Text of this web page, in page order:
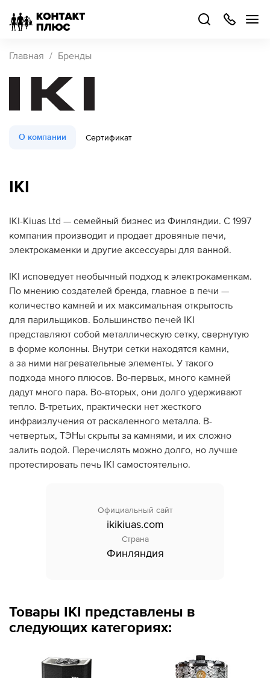
Главная Бренды
О компании Сертификат
IKI
IKI-Kiuas Ltd — семейный бизнес из Финляндии. С 1997
компания производит и продает дровяные печи,
электрокаменки и другие аксессуары для ванной.
IKI исповедует необычный подход к электрокаменкам.
По мнению создателей бренда, главное в печи —
количество камней и их максимальная открытость
для парильщиков. Большинство печей IKI
представляют собой металлическую сетку, свернутую
в форме колонны. Внутри сетки находятся камни,
а за ними нагревательные элементы. У такого
подхода много плюсов. Во-первых, много камней
дадут много пара. Во-вторых, они долго удерживают
тепло. В-третьих, практически нет жесткого
инфраизлучения от раскаленного металла. В-
четвертых, ТЭНы скрыты за камнями, и их сложно
залить водой. Перечислять можно долго, но лучше
протестировать печь IKI самостоятельно.
Официальный сайт
ikikiuas.com
Страна
Финляндия
Товары IKI представлены в
следующих категориях:
499
504-
48
Каталог
партнером
Войти
Войти
Дилеры
Контакты
B2B